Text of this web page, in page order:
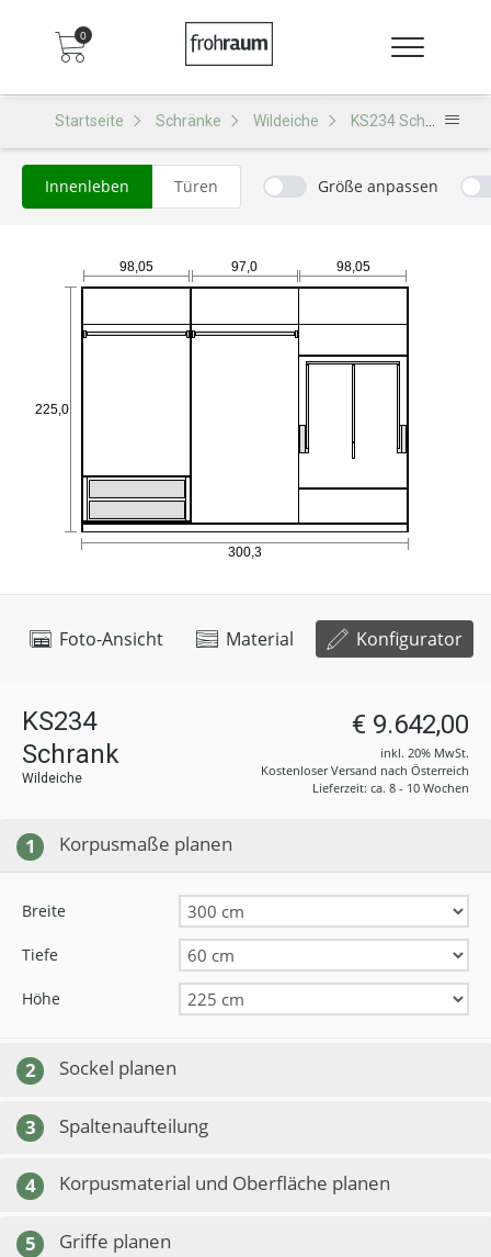
0
Startseite Schränke Wildeiche KS234 Schrank
Foto-Ansicht Material Konfigurator
Innenleben Türen Größe anpassen
KS234
Schrank
Wildeiche
€ 9.642,00
inkl. 20% MwSt.
Kostenloser Versand nach Österreich
Lieferzeit: ca. 8 - 10 Wochen
1 Korpusmaße planen
Breite
Tiefe
Höhe
2 Sockel planen
3 Spaltenaufteilung
4 Korpusmaterial und Oberfläche planen
5 Griffe planen